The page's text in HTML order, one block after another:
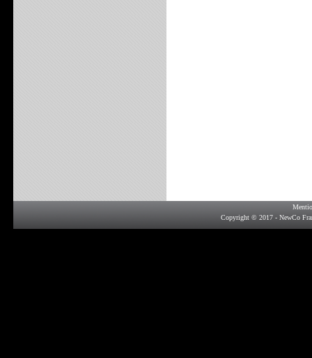
Copyright © 2017 - NewCo